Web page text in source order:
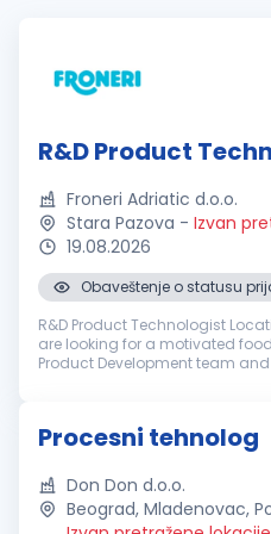
R&D Product
Froneri Adriatic d.o.o.
Stara Pazova - Izvan
19.08.2026
Obaveštenje o statusu
R&D Product Technologist
are looking for a motivated
Product Development team
Procesni tehnolog
Don Don d.o.o.
Beograd, Mladenovac,